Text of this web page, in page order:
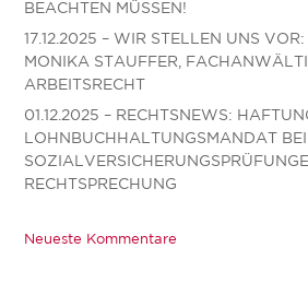
BEACHTEN MÜSSEN!
17.12.2025 – WIR STELLEN UNS
MONIKA STAUFFER,
ARBEITSRECHT
01.12.2025 – RECHTSNEWS:
LOHNBUCHHALTUNGSMANDAT BEI
RECHTSPRECHUNG
Neueste Kommentare